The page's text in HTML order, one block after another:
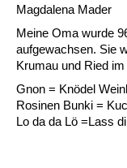
Magdalena Mader
Meine Oma wurde
aufgewachsen. Sie
Krumau und Ried
Gnon = Knödel
Rosinen Bunki =
Lo da da Lö =Lass